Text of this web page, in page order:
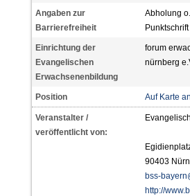
Angaben zur
Barrierefreiheit
Abholung
Einrichtung der
Evangelischen
Erwachsenenbildung
forum
nürnberg
Position Auf Karte
Veranstalter /
veröffentlicht von:
90403
bss-
http://